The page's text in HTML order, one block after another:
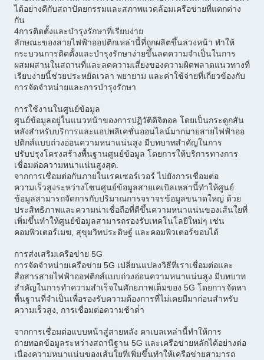
ได้อย่างดีกับสถาปัตยกรรมและสภาพแวดล้อมเครือข่ายที่แตกต่าง
กัน
4การติดตั้งและบํารุงรักษาที่เรียบง่าย
ลักษณะของสายไฟฟ้าออปติกเหล่านี้ที่ถูกผลิตขึ้นล่วงหน้า ทําให้
กระบวนการติดตั้งและบํารุงรักษาง่ายขึ้นลดความจําเป็นในการ
ผสมผสานในสถานที่และลดความเสี่ยงของความผิดพลาดแนวทางที่
เรียบง่ายนี้ช่วยประหยัดเวลา พยายาม และค่าใช้จ่ายที่เกี่ยวข้องกับ
การจัดจําหน่ายและการบํารุงรักษา
การใช้งานในศูนย์ข้อมูล
ศูนย์ข้อมูลอยู่ในแนวหน้าของการปฏิวัติดิจิตอล โดยเป็นกระดูกสัน
หลังสําหรับบริการและแอปพลิเคชั่นออนไลน์มากมายสายไฟฟ้าออ
ปติกส์แบบถ่วงอ่อนความหนาแน่นสูง มีบทบาทสําคัญในการ
ปรับปรุงโครงสร้างพื้นฐานศูนย์ข้อมูล โดยการให้บริการทางการ
เชื่อมต่อความหนาแน่นสูงสุด.
จากการเชื่อมต่อกันภายในเรคเซอร์เวอร์ ไปยังการเชื่อมต่อ
ความเร็วสูงระหว่างโซนศูนย์ข้อมูลสายเคเบิลเหล่านี้ทําให้ศูนย์
ข้อมูลสามารถจัดการกับปริมาณการจราจรข้อมูลขนาดใหญ่ ด้วย
ประสิทธิภาพและความน่าเชื่อถือที่ดีขึ้นความหนาแน่นของเส้นใยที่
เพิ่มขึ้นทําให้ศูนย์ข้อมูลสามารถรองรับเทคโนโลยีใหม่ๆ เช่น
คอมพิวเตอร์เมฆ, สุขุมวิทประดิษฐ์ และคอมพิวเตอร์ขอบได้
การส่งเสริมเครือข่าย 5G
การจัดจําหน่ายเครือข่าย 5G เปลี่ยนแปลงวิธีที่เราเชื่อมต่อและ
สื่อสารสายไฟฟ้าออฟติกส์แบบถ่วงอ่อนความหนาแน่นสูง มีบทบาท
สําคัญในการทําความสําเร็จในศักยภาพเต็มของ 5G โดยการจัดหา
พื้นฐานที่จําเป็นเพื่อรองรับความต้องการที่ไม่เคยมีมาก่อนสําหรับ
ความเร็วสูง, การเชื่อมต่อความช้าต่ํา
จากการเชื่อมต่อแบบหน้าสู่สายหลัง คาเบลเหล่านี้ทําให้การ
ถ่ายทอดข้อมูลระหว่างสถานีฐาน 5G และเครือข่ายหลักได้อย่างต่อ
เนื่องความหนาแน่นของเส้นใยที่เพิ่มขึ้นทําให้เครือข่ายสามารถ